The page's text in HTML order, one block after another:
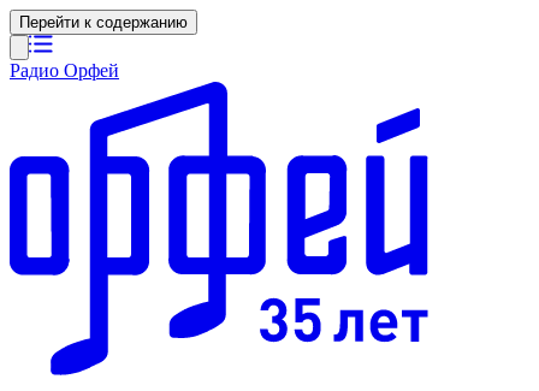
Перейти к содержанию
Радио Орфей